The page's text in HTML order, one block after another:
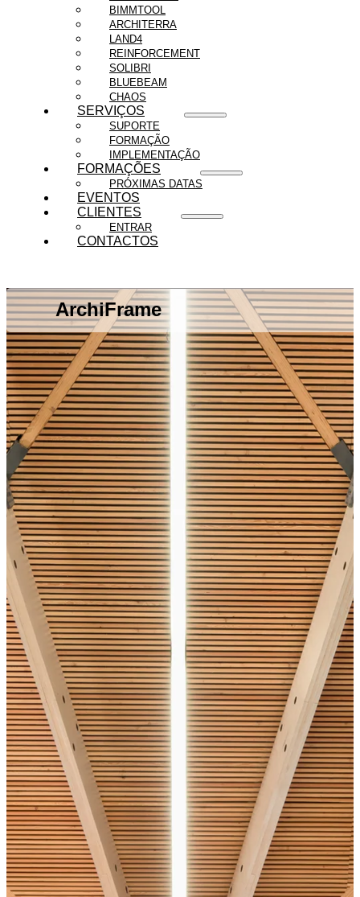
BIMMTOOL
ARCHITERRA
LAND4
REINFORCEMENT
SOLIBRI
BLUEBEAM
CHAOS
SERVIÇOS
SUPORTE
FORMAÇÃO
IMPLEMENTAÇÃO
FORMAÇÕES
PRÓXIMAS DATAS
EVENTOS
CLIENTES
ENTRAR
CONTACTOS
ArchiFrame